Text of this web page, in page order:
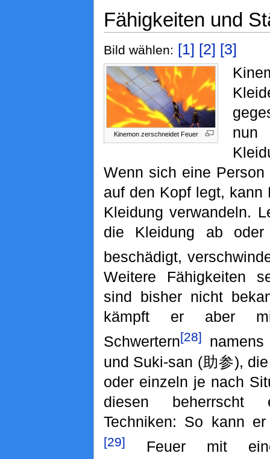
Fähigkeiten und
Bild wählen: [1] [2] [3]
Kinemon zerschneidet Feuer
Wenn sich eine Person
auf den Kopf legt, kann
Kleidung verwandeln.
die Kleidung ab
beschädigt,
Weitere Fähigkeiten
sind bisher nicht
kämpft er aber
Schwertern[28]
und Suki-san (助参),
oder einzeln je nach
diesen beherrscht
Techniken: So kann
[29]
Feuer mit